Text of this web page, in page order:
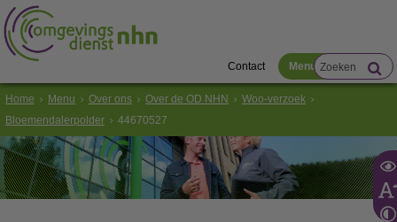
Contact Menu
Home Menu Over ons Over de OD NHN
Woo-verzoek
Bloemendalerpolder
44670527